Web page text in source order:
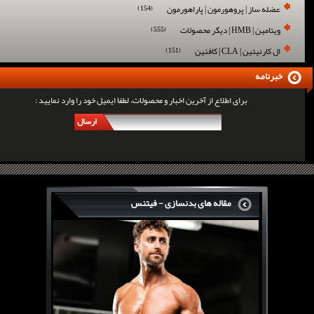
عضله ساز | پروهورمون | پاراهورمون (154)
ویتامین | HMB | دیگر محصولات (555)
ال کارنیتین | CLA | کافئین (151)
برای اطلاع از آخرین اخبار و محصولات، لطفا ایمیل خود را وارد نمایید :
ارسال
خبرنامه
مقاله های بدنسازی - فیتنس
سرگی کنستانس چگونه بر روی بازو های فوق العاده...
روش های افزایش پیک بازو
فارماتون چیست؟